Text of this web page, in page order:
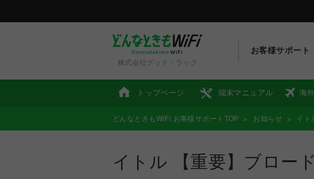
株式会社グッド・ラック
お客様サポート
トップページ 端末マニュアル 海
どんなときもWiFi お客様サポートTOP お知らせ イト
イトル 【重要】ブロー